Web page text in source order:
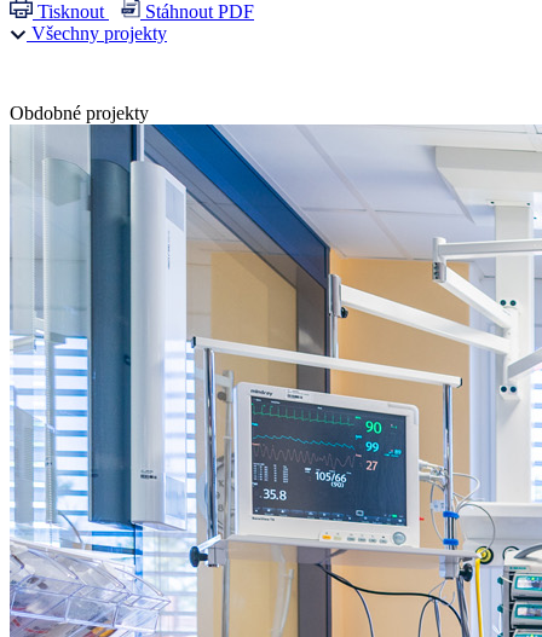
Tisknout
Stáhnout PDF
Všechny projekty
Obdobné projekty